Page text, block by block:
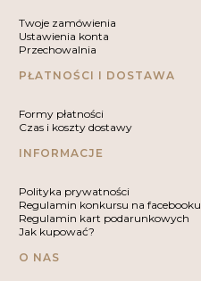
Twoje zamówienia
Ustawienia konta
Przechowalnia
PŁATNOŚCI I DOSTAWA
Formy płatności
Czas i koszty dostawy
INFORMACJE
Polityka prywatności
Regulamin konkursu na facebooku
Regulamin kart podarunkowych
Jak kupować?
O NAS